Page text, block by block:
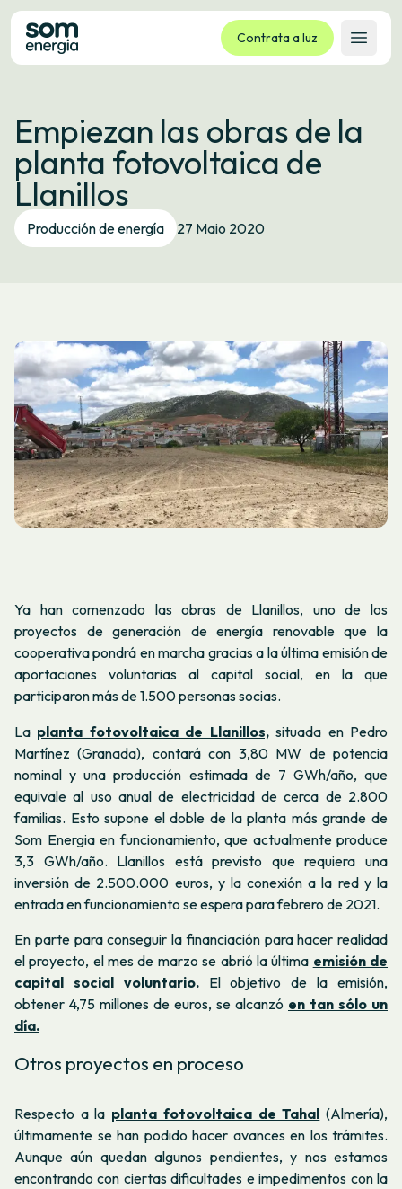
Contrata a luz
Abrir
Tarifas
Servizos
Empresas
La cooperativa
Contacto
Empiezan las obras de la
planta fotovoltaica de
Llanillos
Producción de energía 27 Maio 2020
Ya han comenzado las obras de Llanillos, uno de los
proyectos de generación de energía renovable que la
cooperativa pondrá en marcha gracias a la última emisión de
aportaciones voluntarias al capital social, en la que
participaron más de 1.500 personas socias.
La planta fotovoltaica de Llanillos,situada en Pedro
Martínez (Granada), contará con 3,80 MW de potencia
nominal y una producción estimada de 7 GWh/año, que
equivale al uso anual de electricidad de cerca de 2.800
familias. Esto supone el doble de la planta más grande de
Som Energia en funcionamiento, que actualmente produce
3,3 GWh/año. Llanillos está previsto que requiera una
inversión de 2.500.000 euros, y la conexión a la red y la
entrada en funcionamiento se espera para febrero de 2021.
En parte para conseguir la financiación para hacer realidad
el proyecto, el mes de marzo se abrió la última emisión de
capital social voluntario.El objetivo de la emisión,
obtener 4,75 millones de euros, se alcanzó en tan sólo un
día.
Otros proyectos en proceso
Respecto a la planta fotovoltaica de Tahal (Almería),
últimamente se han podido hacer avances en los trámites.
Aunque aún quedan algunos pendientes, y nos estamos
encontrando con ciertas dificultades e impedimentos con la